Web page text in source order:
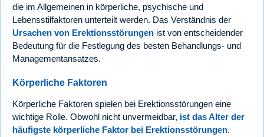
die im Allgemeinen in körperliche, psychische und
Lebensstilfaktoren unterteilt werden. Das Verständnis der
Ursachen von Erektionsstörungen ist von entscheidender
Bedeutung für die Festlegung des besten Behandlungs- und
Managementansatzes.
Körperliche Faktoren
Körperliche Faktoren spielen bei Erektionsstörungen eine
wichtige Rolle. Obwohl nicht unvermeidbar, ist das Alter der
häufigste körperliche Faktor bei Erektionsstörungen.